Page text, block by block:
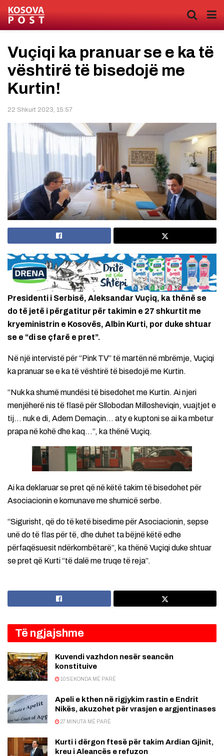
Vuçiqi ka pranuar se e ka të
vështirë të bisedojë me
Kurtin!
22 Shkurt 2023, 15:57
Presidenti i Serbisë, Aleksandar Vuçiq, ka thënë se
do të jetë i përgatitur për takimin e 27 shkurtit me
kryeministrin e Kosovës, Albin Kurti, por duke shtuar
se e “di se çfarë e pret”.
Në një intervistë për “Pink TV” të martën në mbrëmje, Vuçiqi
ka pranuar se e ka të vështirë të bisedojë me Kurtin.
“Nuk ka shumë mundësi të bisedohet me Kurtin. Ai njeri
menjëherë nis të flasë për Sllobodan Millosheviqin, vuajtjet e
tij… nuk e di, Adem Demaçin… aty e kuptoni se ai ka mbetur
prapa në kohë dhe kaq…”, ka thënë Vuçiq.
Ai ka deklaruar se pret që në këtë takim të bisedohet për
Asociacionin e komunave me shumicë serbe.
“Sigurisht, që do të ketë bisedime për Asociacionin, sepse
unë do të flas për të, dhe duhet ta bëjnë këtë edhe
përfaqësuesit ndërkombëtarë”, ka thënë Vuçiqi duke shtuar
se pret që Kurti “të dalë me truqe të reja”.
Të ngjajshme
Kuvendi vazhdon nesër seancën
konstituive
10 SEKONDA MË PARË
Apeli e kthen në rigjykim rastin e Endrit
Nikës, akuzohet për vrasjen e argjentinases
27 MINUTA MË PARË
Kurti i dërgon ftesë për takim Ardian Gjinit,
kreu i Aleancës e refuzon